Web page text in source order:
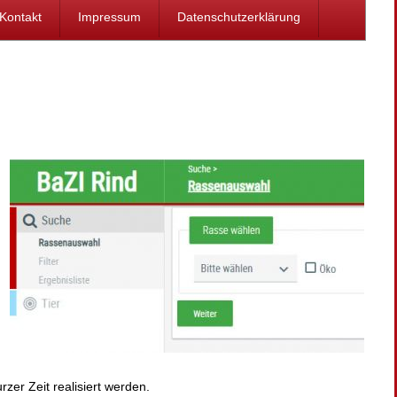
Kontakt Impressum Datenschutzerklärung
Zeit realisiert werden.